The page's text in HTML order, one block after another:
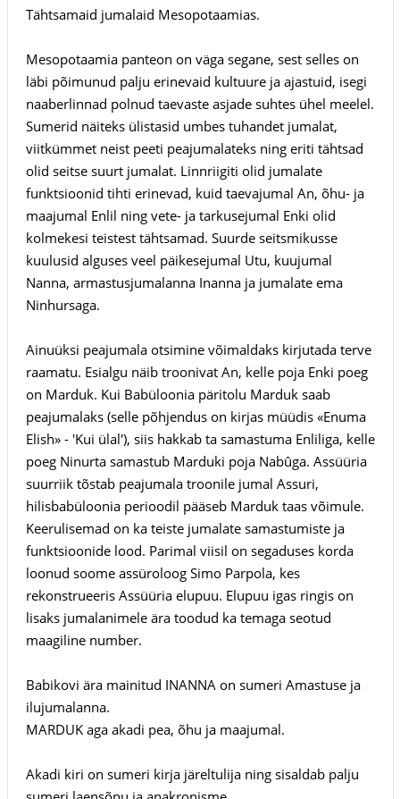
Tähtsamaid jumalaid Mesopotaamias.
Mesopotaamia panteon on väga segane, sest selles on
läbi põimunud palju erinevaid kultuure ja ajastuid, isegi
naaberlinnad polnud taevaste asjade suhtes ühel meelel.
Sumerid näiteks ülistasid umbes tuhandet jumalat,
viitkümmet neist peeti peajumalateks ning eriti tähtsad
olid seitse suurt jumalat. Linnriigiti olid jumalate
funktsioonid tihti erinevad, kuid taevajumal An, õhu- ja
maajumal Enlil ning vete- ja tarkusejumal Enki olid
kolmekesi teistest tähtsamad. Suurde seitsmikusse
kuulusid alguses veel päikesejumal Utu, kuujumal
Nanna, armastusjumalanna Inanna ja jumalate ema
Ninhursaga.
Ainuüksi peajumala otsimine võimaldaks kirjutada terve
raamatu. Esialgu näib troonivat An, kelle poja Enki poeg
on Marduk. Kui Babüloonia päritolu Marduk saab
peajumalaks (selle põhjendus on kirjas müüdis «Enuma
Elish» - 'Kui ülal'), siis hakkab ta samastuma Enliliga, kelle
poeg Ninurta samastub Marduki poja Nabûga. Assüüria
suurriik tõstab peajumala troonile jumal Assuri,
hilisbabüloonia perioodil pääseb Marduk taas võimule.
Keerulisemad on ka teiste jumalate samastumiste ja
funktsioonide lood. Parimal viisil on segaduses korda
loonud soome assüroloog Simo Parpola, kes
rekonstrueeris Assüüria elupuu. Elupuu igas ringis on
lisaks jumalanimele ära toodud ka temaga seotud
maagiline number.
Babikovi ära mainitud INANNA on sumeri Amastuse ja
ilujumalanna.
MARDUK aga akadi pea, õhu ja maajumal.
Akadi kiri on sumeri kirja järeltulija ning sisaldab palju